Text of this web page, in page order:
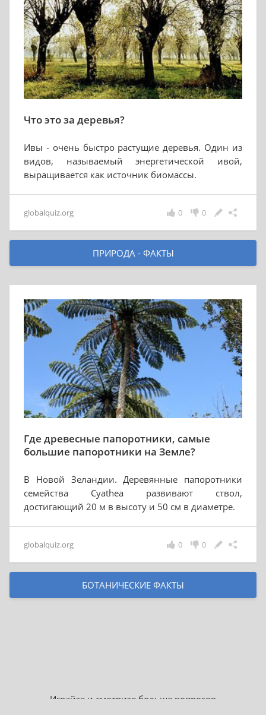
Что это за деревья?
Ивы - очень быстро растущие деревья. Один из
видов, называемый энергетической ивой,
выращивается как источник биомассы.
globalquiz.org 0
0
ПРИРОДА - ФАКТЫ
Где древесные папоротники, самые
большие папоротники на Земле?
В Новой Зеландии. Деревянные папоротники
семейства Cyathea развивают ствол,
достигающий 20 м в высоту и 50 см в диаметре.
globalquiz.org 0
0
БОТАНИЧЕСКИЕ ФАКТЫ
Играйте и смотрите больше вопросов